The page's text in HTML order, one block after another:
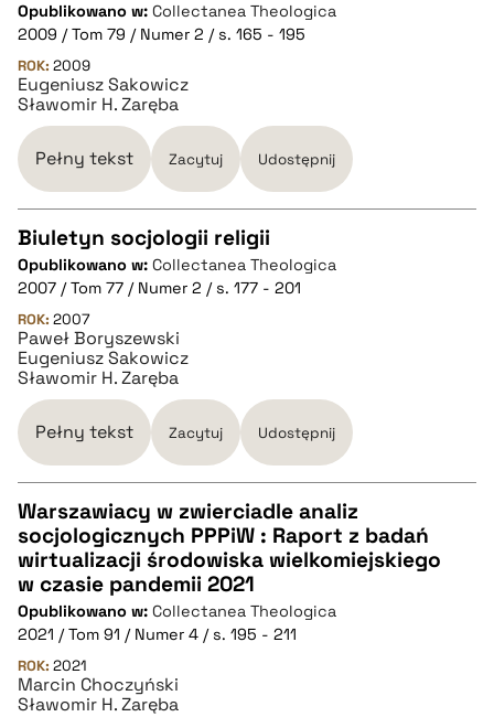
CZYSTY TEKST
pobierz cytat
BIBTEX
Opublikowano w: Collectanea Theologica
2009 / Tom 79 / Numer 2 / s. 165 - 195
ROK: 2009
Eugeniusz Sakowicz
Sławomir H. Zaręba
Pełny tekst Zacytuj Udostępnij
CZYSTY TEKST
pobierz cytat
Biuletyn socjologii religii
Opublikowano w: Collectanea Theologica
2007 / Tom 77 / Numer 2 / s. 177 - 201
ROK: 2007
Paweł Boryszewski
Eugeniusz Sakowicz
Sławomir H. Zaręba
Pełny tekst Zacytuj Udostępnij
CZYSTY TEKST
pobierz cytat
BIBTEX
Warszawiacy w zwierciadle analiz
socjologicznych PPPiW : Raport z badań
wirtualizacji środowiska wielkomiejskiego
w czasie pandemii 2021
Opublikowano w: Collectanea Theologica
2021 / Tom 91 / Numer 4 / s. 195 - 211
ROK: 2021
Marcin Choczyński
Sławomir H. Zaręba